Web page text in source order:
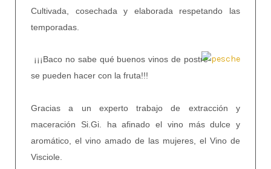
Cultivada, cosechada y elaborada respetando las
temporadas.
¡¡¡Baco no sabe qué buenos vinos de postre
se pueden hacer con la fruta!!!
Gracias a un experto trabajo de extracción y
maceración Si.Gi. ha afinado el vino más dulce y
aromático, el vino amado de las mujeres, el Vino de
Visciole.